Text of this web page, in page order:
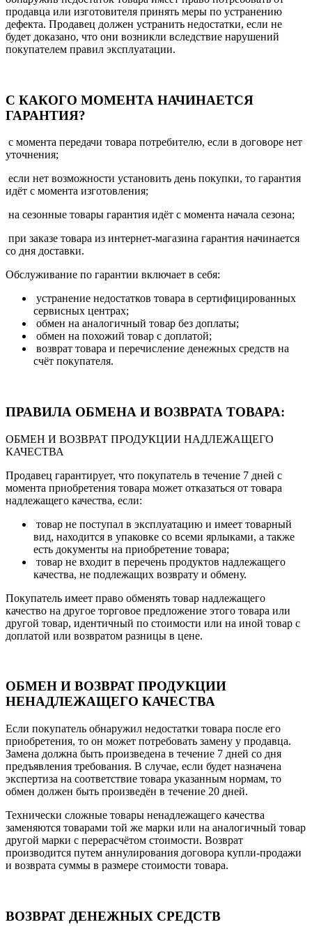
продавца или изготовителя принять меры по устранению
дефекта. Продавец должен устранить недостатки, если не
будет доказано, что они возникли вследствие нарушений
покупателем правил эксплуатации.
С КАКОГО МОМЕНТА НАЧИНАЕТСЯ
ГАРАНТИЯ?
с момента передачи товара потребителю, если в договоре нет
уточнения;
если нет возможности установить день покупки, то гарантия
идёт с момента изготовления;
на сезонные товары гарантия идёт с момента начала сезона;
при заказе товара из интернет-магазина гарантия начинается
со дня доставки.
Обслуживание по гарантии включает в себя:
устранение недостатков товара в сертифицированных
сервисных центрах;
обмен на аналогичный товар без доплаты;
обмен на похожий товар с доплатой;
возврат товара и перечисление денежных средств на
счёт покупателя.
ПРАВИЛА ОБМЕНА И ВОЗВРАТА ТОВАРА:
ОБМЕН И ВОЗВРАТ ПРОДУКЦИИ НАДЛЕЖАЩЕГО
КАЧЕСТВА
Продавец гарантирует, что покупатель в течение 7 дней с
момента приобретения товара может отказаться от товара
надлежащего качества, если:
товар не поступал в эксплуатацию и имеет товарный
вид, находится в упаковке со всеми ярлыками, а также
есть документы на приобретение товара;
товар не входит в перечень продуктов надлежащего
качества, не подлежащих возврату и обмену.
Покупатель имеет право обменять товар надлежащего
качество на другое торговое предложение этого товара или
другой товар, идентичный по стоимости или на иной товар с
доплатой или возвратом разницы в цене.
ОБМЕН И ВОЗВРАТ ПРОДУКЦИИ
НЕНАДЛЕЖАЩЕГО КАЧЕСТВА
Если покупатель обнаружил недостатки товара после его
приобретения, то он может потребовать замену у продавца.
Замена должна быть произведена в течение 7 дней со дня
предъявления требования. В случае, если будет назначена
экспертиза на соответствие товара указанным нормам, то
обмен должен быть произведён в течение 20 дней.
Технически сложные товары ненадлежащего качества
заменяются товарами той же марки или на аналогичный товар
другой марки с перерасчётом стоимости. Возврат
производится путем аннулирования договора купли-продажи
и возврата суммы в размере стоимости товара.
ВОЗВРАТ ДЕНЕЖНЫХ СРЕДСТВ